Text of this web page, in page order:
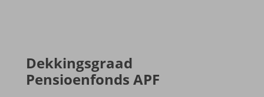
Dekkingsgraad
Pensioenfonds APF